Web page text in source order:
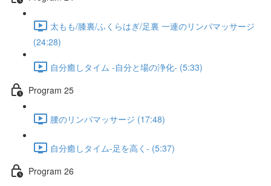
太もも/膝裏/ふくらはぎ/足裏 一連のリンパマッサージ
(24:28)
自分癒しタイム -自分と場の浄化- (5:33)
Program 25
腰のリンパマッサージ (17:48)
自分癒しタイム-足を高く- (5:37)
Program 26